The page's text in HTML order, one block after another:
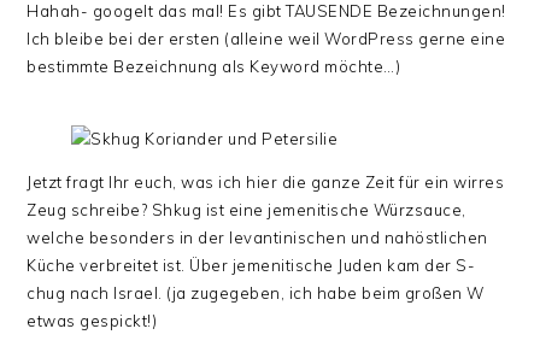
Hahah- googelt das mal! Es gibt TAUSENDE Bezeichnungen!
Ich bleibe bei der ersten (alleine weil WordPress gerne eine
bestimmte Bezeichnung als Keyword möchte…)
Jetzt fragt Ihr euch, was ich hier die ganze Zeit für ein wirres
Zeug schreibe? Shkug ist eine jemenitische Würzsauce,
welche besonders in der levantinischen und nahöstlichen
Küche verbreitet ist. Über jemenitische Juden kam der S-
chug nach Israel. (ja zugegeben, ich habe beim großen W
etwas gespickt!)